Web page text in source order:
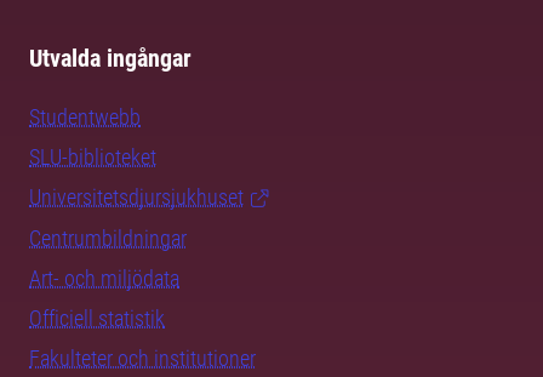
Utvalda ingångar
Studentwebb
SLU-biblioteket
Universitetsdjursjukhuset
Centrumbildningar
Art- och miljödata
Officiell statistik
Fakulteter och institutioner